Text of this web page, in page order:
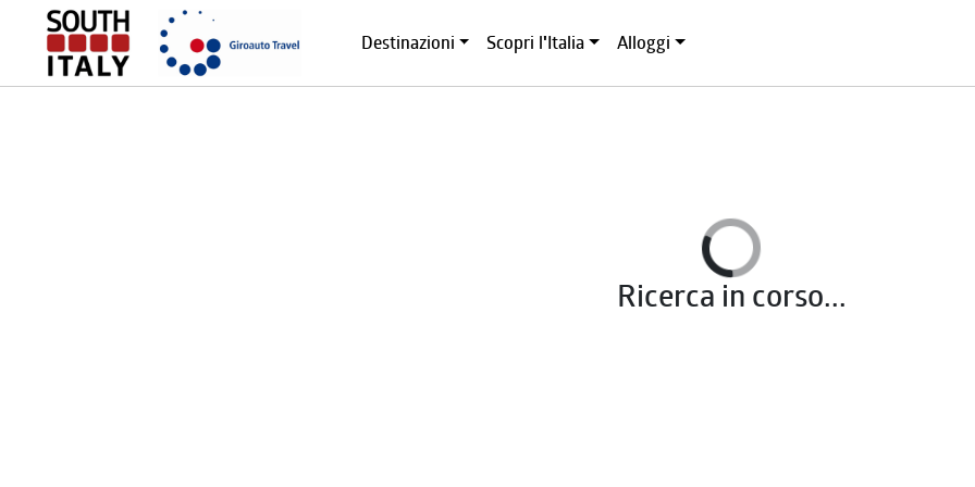
Destinazioni Scopri l'Italia Alloggi
Ricerca in corso...